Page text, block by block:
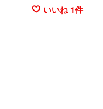
いいね 1件